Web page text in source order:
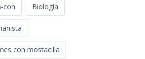
con Biología
con mostacilla